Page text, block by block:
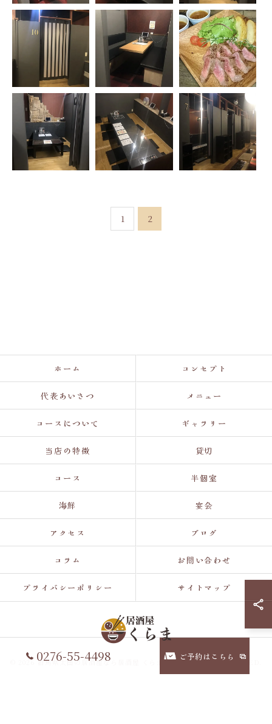
1 2
0276-55-4498 ご予約はこちら
ホーム コンセプト
代表あいさつ メニュー
コースについて ギャラリー
当店の特徴 貸切
コース 半個室
海鮮 宴会
アクセス ブログ
コラム お問い合わせ
プライバシーポリシー サイトマップ
© 2026 群馬県太田の居酒屋なら居酒屋 くらま ALL RIGHTS RESERVED.
ご予約はこちら